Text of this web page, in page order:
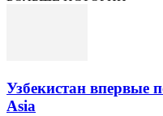
Узбекистан впервые
Asia